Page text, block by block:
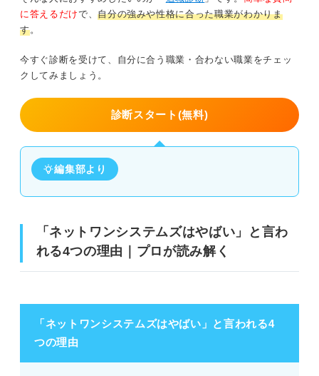
に答えるだけで、自分の強みや性格に合った職業がわかりま
す。
今すぐ診断を受けて、自分に合う職業・合わない職業をチェッ
クしてみましょう。
診断スタート(無料)
編集部より
「ネットワンシステムズはやばい」と言わ
れる4つの理由｜プロが読み解く
「ネットワンシステムズはやばい」と言われる4
つの理由